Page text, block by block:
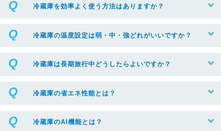
冷蔵庫を効率よく使う方法はありますか？
冷蔵庫の温度設定は弱・中・強どれがいいですか？
冷蔵庫は長期旅行中どうしたらよいですか？
冷蔵庫の省エネ性能とは？
冷蔵庫のAI機能とは？